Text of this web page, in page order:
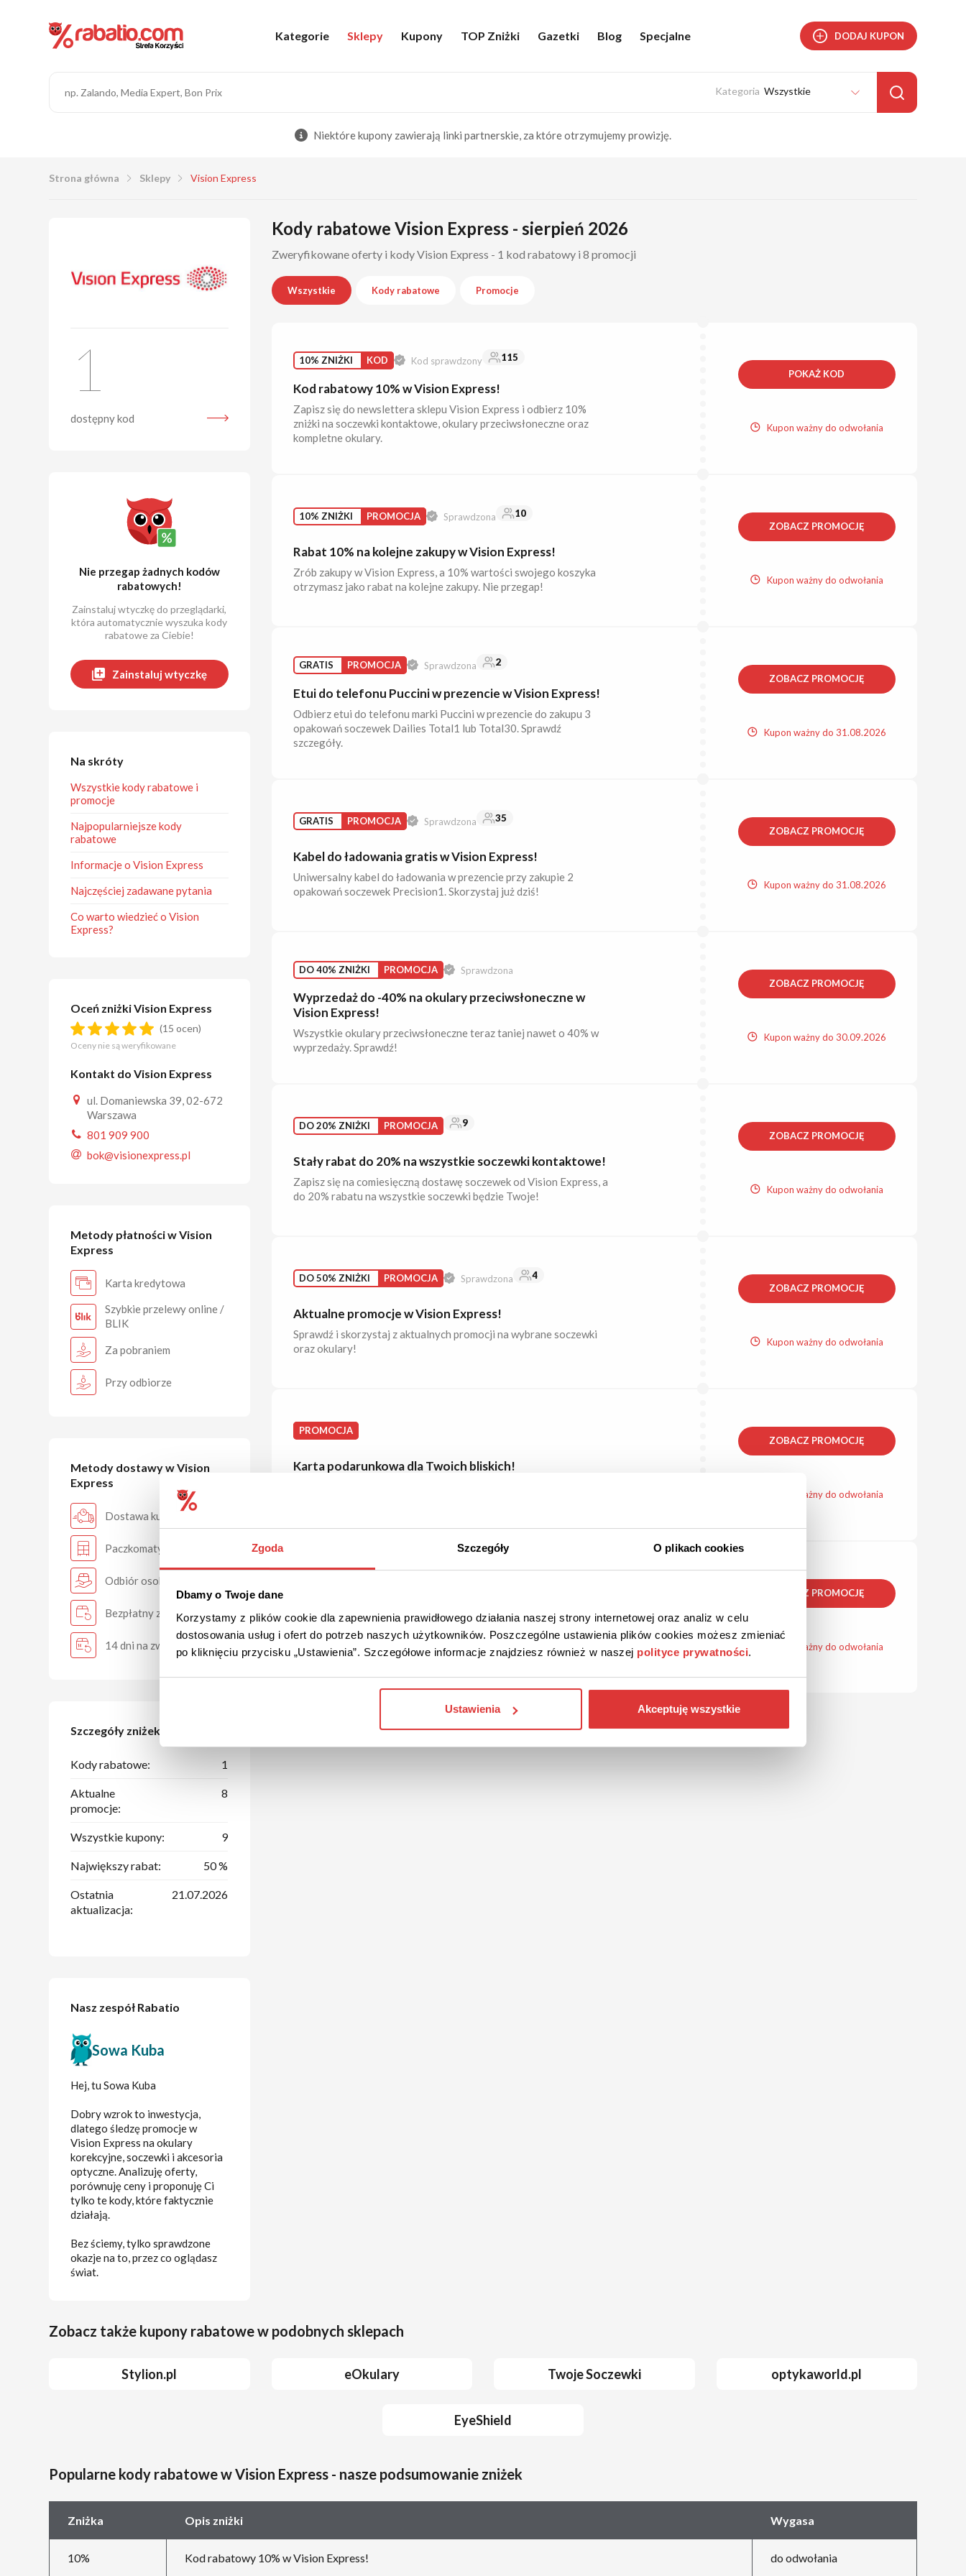
Zgoda Szczegóły O plikach cookies
Dbamy o Twoje dane
Korzystamy z plików cookie dla zapewnienia prawidłowego działania naszej strony internetowej oraz analiz w celu
dostosowania usług i ofert do potrzeb naszych użytkowników. Poszczególne ustawienia plików cookies możesz zmieniać
po kliknięciu przycisku „Ustawienia”. Szczegółowe informacje znajdziesz również w naszej polityce prywatności.
Ustawienia Akceptuję wszystkie
Kategorie Sklepy Kupony TOP Zniżki Gazetki Blog Specjalne DODAJ KUPON
Wszystkie
Niektóre kupony zawierają linki partnerskie, za które otrzymujemy prowizję.
Strona główna Sklepy Vision Express
1
dostępny kod
Nie przegap żadnych kodów
rabatowych!
Zainstaluj wtyczkę do przeglądarki,
która automatycznie wyszuka kody
rabatowe za Ciebie!
Zainstaluj wtyczkę
Na skróty
Wszystkie kody rabatowe i
promocje
Najpopularniejsze kody
rabatowe
Informacje o Vision Express
Najczęściej zadawane pytania
Co warto wiedzieć o Vision
Express?
Oceń zniżki Vision Express
(15 ocen)
Oceny nie są weryfikowane
Kontakt do Vision Express
ul. Domaniewska 39, 02-672
Warszawa
801 909 900
bok@visionexpress.pl
Metody płatności w Vision
Express
Karta kredytowa
Szybkie przelewy online /
BLIK
Za pobraniem
Przy odbiorze
Metody dostawy w Vision
Express
Dostawa kurierem
Paczkomaty
Odbiór osobisty
Bezpłatny zwrot
14 dni na zwrot
Szczegóły zniżek
Kody rabatowe: 1
Aktualne
promocje:
8
Wszystkie kupony: 9
Największy rabat: 50 %
Ostatnia
aktualizacja:
21.07.2026
Nasz zespół Rabatio
Sowa Kuba
Hej, tu Sowa Kuba
Dobry wzrok to inwestycja,
dlatego śledzę promocje w
Vision Express na okulary
korekcyjne, soczewki i akcesoria
optyczne. Analizuję oferty,
porównuję ceny i proponuję Ci
tylko te kody, które faktycznie
działają.
Bez ściemy, tylko sprawdzone
okazje na to, przez co oglądasz
świat.
Kody rabatowe Vision Express - sierpień 2026
Zweryfikowane oferty i kody Vision Express - 1 kod rabatowy i 8 promocji
Wszystkie Kody rabatowe Promocje
10% ZNIŻKI KOD Kod sprawdzony 115
Kod rabatowy 10% w Vision Express!
Zapisz się do newslettera sklepu Vision Express i odbierz 10%
zniżki na soczewki kontaktowe, okulary przeciwsłoneczne oraz
kompletne okulary.
POKAŻ KOD
Kupon ważny do odwołania
10% ZNIŻKI PROMOCJA Sprawdzona 10
Rabat 10% na kolejne zakupy w Vision Express!
Zrób zakupy w Vision Express, a 10% wartości swojego koszyka
otrzymasz jako rabat na kolejne zakupy. Nie przegap!
ZOBACZ PROMOCJĘ
Kupon ważny do odwołania
GRATIS PROMOCJA Sprawdzona 2
Etui do telefonu Puccini w prezencie w Vision Express!
Odbierz etui do telefonu marki Puccini w prezencie do zakupu 3
opakowań soczewek Dailies Total1 lub Total30. Sprawdź
szczegóły.
ZOBACZ PROMOCJĘ
Kupon ważny do 31.08.2026
GRATIS PROMOCJA Sprawdzona 35
Kabel do ładowania gratis w Vision Express!
Uniwersalny kabel do ładowania w prezencie przy zakupie 2
opakowań soczewek Precision1. Skorzystaj już dziś!
ZOBACZ PROMOCJĘ
Kupon ważny do 31.08.2026
DO 40% ZNIŻKI PROMOCJA Sprawdzona
Wyprzedaż do -40% na okulary przeciwsłoneczne w
Vision Express!
Wszystkie okulary przeciwsłoneczne teraz taniej nawet o 40% w
wyprzedaży. Sprawdź!
ZOBACZ PROMOCJĘ
Kupon ważny do 30.09.2026
DO 20% ZNIŻKI PROMOCJA 9
Stały rabat do 20% na wszystkie soczewki kontaktowe!
Zapisz się na comiesięczną dostawę soczewek od Vision Express, a
do 20% rabatu na wszystkie soczewki będzie Twoje!
ZOBACZ PROMOCJĘ
Kupon ważny do odwołania
DO 50% ZNIŻKI PROMOCJA Sprawdzona 4
Aktualne promocje w Vision Express!
Sprawdź i skorzystaj z aktualnych promocji na wybrane soczewki
oraz okulary!
ZOBACZ PROMOCJĘ
Kupon ważny do odwołania
PROMOCJA
Karta podarunkowa dla Twoich bliskich!
ZOBACZ PROMOCJĘ
Kupon ważny do odwołania
Darmowa dostawa w Vision Express!
Skorzystaj z darmowej dostawy kurierem DPD lub Pocztą Polską
przy zamówieniu od 150 zł!
ZOBACZ PROMOCJĘ
Kupon ważny do odwołania
Zobacz także kupony rabatowe w podobnych sklepach
Stylion.pl eOkulary Twoje Soczewki optykaworld.pl
EyeShield
Popularne kody rabatowe w Vision Express - nasze podsumowanie zniżek
Zniżka Opis zniżki Wygasa
10% Kod rabatowy 10% w Vision Express! do odwołania